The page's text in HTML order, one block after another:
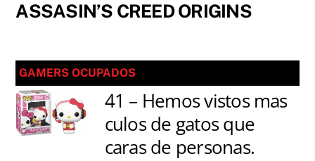
ASSASIN’S CREED ORIGINS
GAMERS OCUPADOS
41 – Hemos vistos mas
culos de gatos que
caras de personas.